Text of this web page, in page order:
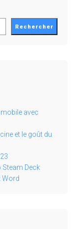
Rechercher
avec
et le goût du
Deck
Word